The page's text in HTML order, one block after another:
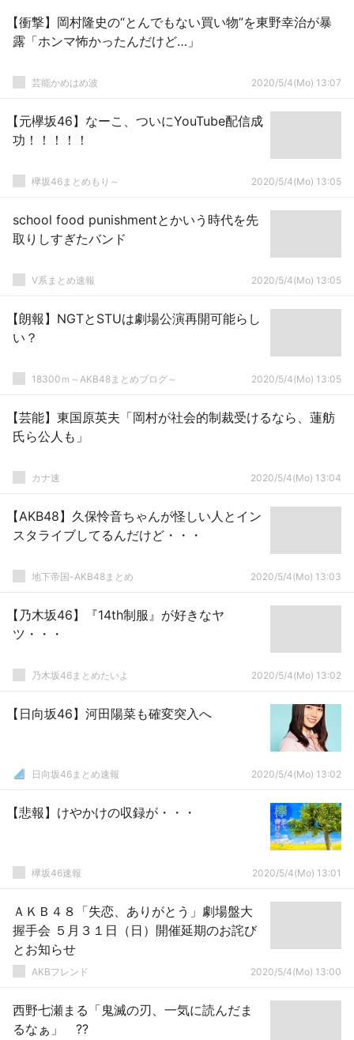
【衝撃】岡村隆史の“とんでもない買い物”を東野幸治が暴
露「ホンマ怖かったんだけど…」
芸能かめはめ波 2020/5/4(Mo) 13:07
【元欅坂46】なーこ、ついにYouTube配信成
功！！！！！
欅坂46まとめもり～ 2020/5/4(Mo) 13:05
school food punishmentとかいう時代を先
取りしすぎたバンド
V系まとめ速報 2020/5/4(Mo) 13:05
【朗報】NGTとSTUは劇場公演再開可能らし
い？
18300ｍ～AKB48まとめブログ～ 2020/5/4(Mo) 13:05
【芸能】東国原英夫「岡村が社会的制裁受けるなら、蓮舫
氏ら公人も」
カナ速 2020/5/4(Mo) 13:04
【AKB48】久保怜音ちゃんが怪しい人とイン
スタライブしてるんだけど・・・
地下帝国-AKB48まとめ 2020/5/4(Mo) 13:03
【乃木坂46】『14th制服』が好きなヤ
ツ・・・
乃木坂46まとめたいよ 2020/5/4(Mo) 13:02
【日向坂46】河田陽菜も確変突入へ
日向坂46まとめ速報 2020/5/4(Mo) 13:02
【悲報】けやかけの収録が・・・
欅坂46速報 2020/5/4(Mo) 13:01
ＡＫＢ４８「失恋、ありがとう」劇場盤大
握手会 ５月３１日（日）開催延期のお詫び
とお知らせ
AKBフレンド 2020/5/4(Mo) 13:00
西野七瀬まる「鬼滅の刃、一気に読んだま
るなぁ」 ??